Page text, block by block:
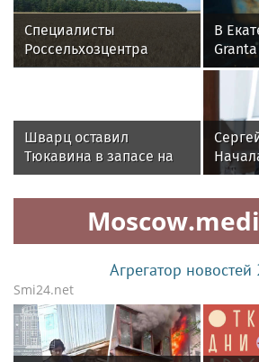
Специалисты
Россельхозцентра
Подмосковья провели
В
Шварц оставил
Тюкавина в запасе на
матч Кубка России
в
Агрегатор
Smi24.net